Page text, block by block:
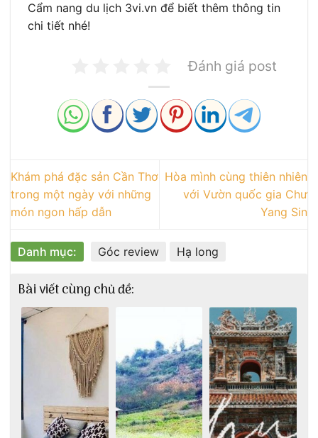
Cẩm nang du lịch 3vi.vn để biết thêm thông tin
chi tiết nhé!
Đánh giá post
Khám phá đặc sản Cần Thơ
trong một ngày với những
món ngon hấp dẫn
Hòa mình cùng thiên nhiên
với Vườn quốc gia Chư
Yang Sin
Danh mục: Góc review Hạ long
Bài viết cùng chủ đề: